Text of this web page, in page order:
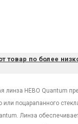
товар по более
линза HEBO Quantum
поцарапанного
Линза